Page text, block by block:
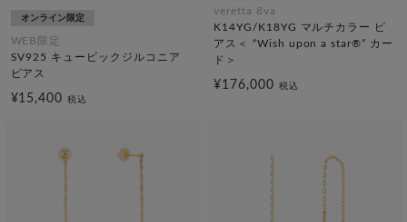
オンライン限定
WEB限定
SV925 キュービックジルコニア
ピアス
¥15,400税込
veretta 8va
K14YG/K18YG マルチカラー ピ
アス＜ “Wish upon a star®” カー
ド＞
¥176,000 税込